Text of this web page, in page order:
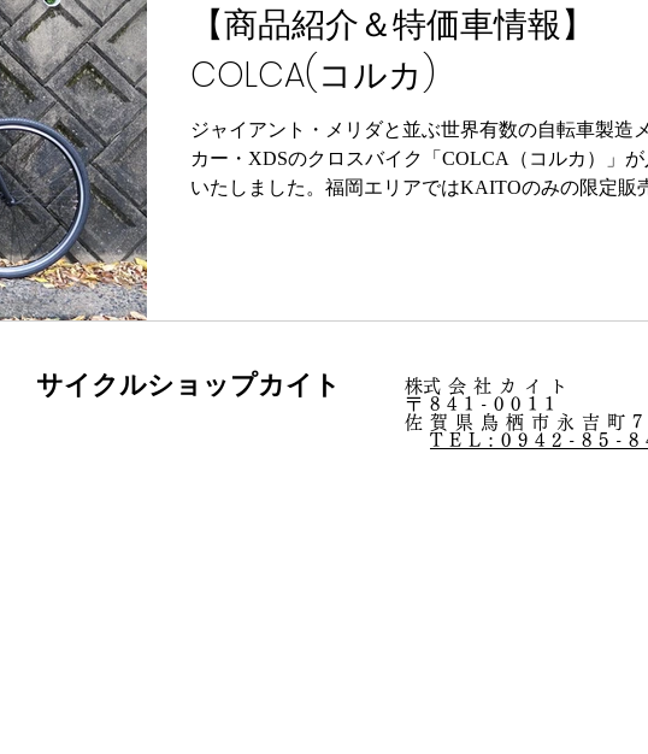
【商品紹介＆特価車情報】
COLCA(コルカ)
ジャイアント・メリダと並ぶ世界有数の自転車製造
カー・XDSのクロスバイク「COLCA（コルカ）」
いたしました。福岡エリアではKAITOのみの限定販
サイクルショップカイト
​株式会社カイト
〒841-0011
佐賀県鳥栖市永吉町
TEL:0942-85-